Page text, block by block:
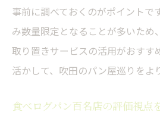
事前に調べておくのがポイントで
み数量限定となることが多いため
取り置きサービスの活用がおすす
活かして、吹田のパン屋巡りをよ
食べログパン百名店の評価視点